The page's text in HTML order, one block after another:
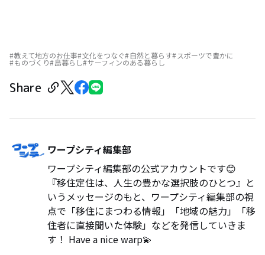
教えて地方のお仕事 文化をつなぐ 自然と暮らす スポーツで豊かに
ものづくり 島暮らし サーフィンのある暮らし
Share
ワープシティ編集部
ワープシティ編集部の公式アカウントです😊
『移住定住は、人生の豊かな選択肢のひとつ』と
いうメッセージのもと、ワープシティ編集部の視
点で「移住にまつわる情報」「地域の魅力」「移
住者に直接聞いた体験」などを発信していきま
す！ Have a nice warp💫